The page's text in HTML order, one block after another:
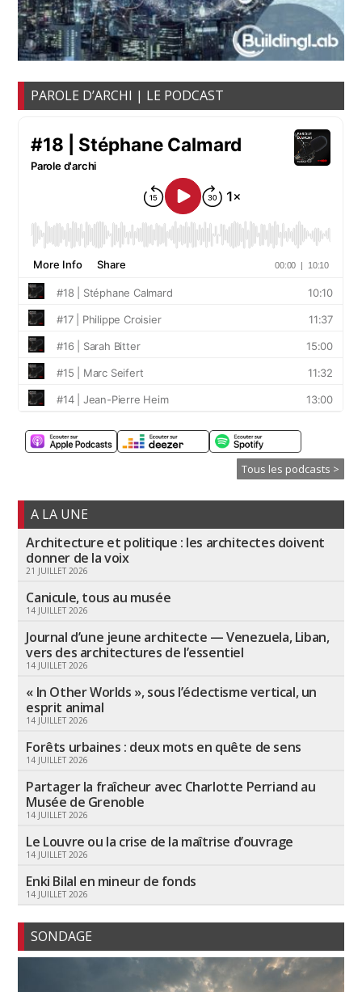
PAROLE D’ARCHI | LE PODCAST
Tous les podcasts >
A LA UNE
Architecture et politique : les architectes doivent
donner de la voix
21 JUILLET 2026
Canicule, tous au musée
14 JUILLET 2026
Journal d’une jeune architecte — Venezuela, Liban,
vers des architectures de l’essentiel
14 JUILLET 2026
« In Other Worlds », sous l’éclectisme vertical, un
esprit animal
14 JUILLET 2026
Forêts urbaines : deux mots en quête de sens
14 JUILLET 2026
Partager la fraîcheur avec Charlotte Perriand au
Musée de Grenoble
14 JUILLET 2026
Le Louvre ou la crise de la maîtrise d’ouvrage
14 JUILLET 2026
Enki Bilal en mineur de fonds
14 JUILLET 2026
SONDAGE